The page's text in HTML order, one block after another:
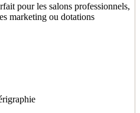
pour les salons professionnels,
marketing ou dotations